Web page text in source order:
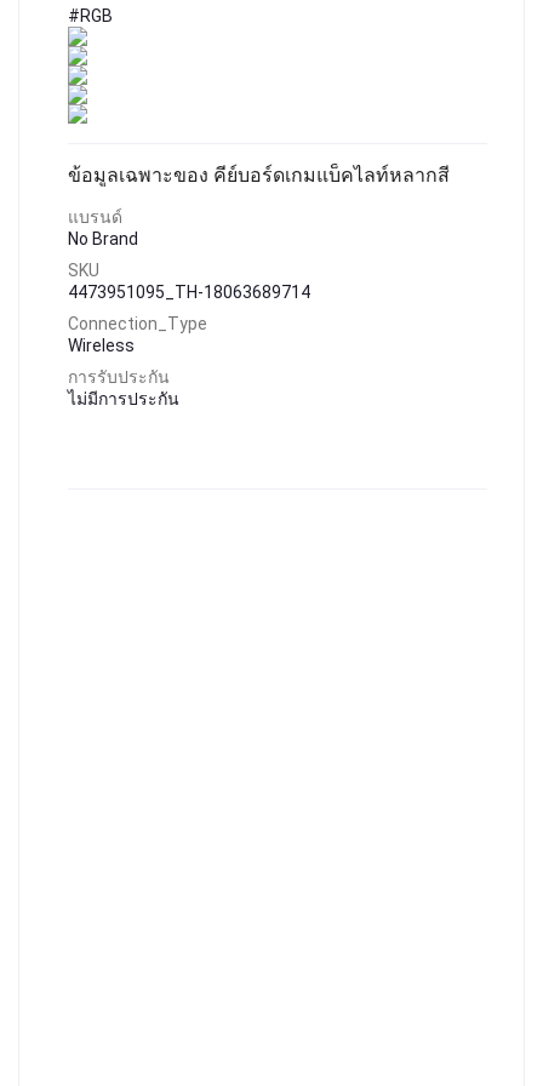
#RGB
ข้อมูลเฉพาะของ คีย์บอร์ดเกมแบ็คไลท์หลากสี
แบรนด์
No Brand
SKU
4473951095_TH-18063689714
Connection_Type
Wireless
การรับประกัน
ไม่มีการประกัน